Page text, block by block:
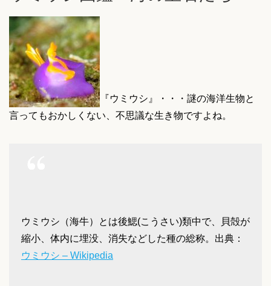
『ウミウシ』・・・謎の海洋生物と
言ってもおかしくない、不思議な生き物ですよね。
ウミウシ（海牛）とは後鰓(こうさい)類中で、貝殻が
縮小、体内に埋没、消失などした種の総称。 出典：
ウミウシ – Wikipedia